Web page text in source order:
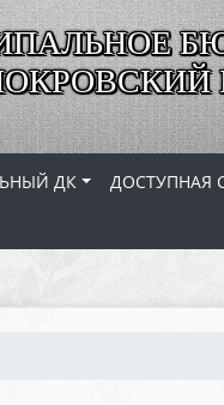
ДК ДОСТУПНАЯ